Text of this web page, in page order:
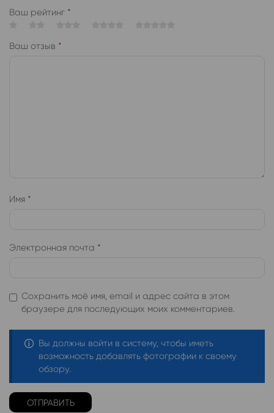
Ваш рейтинг *
Ваш отзыв *
Имя *
Электронная почта *
Сохранить моё имя, email и адрес сайта в этом
браузере для последующих моих комментариев.
Вы должны войти в систему, чтобы иметь
возможность добавлять фотографии к своему
обзору.